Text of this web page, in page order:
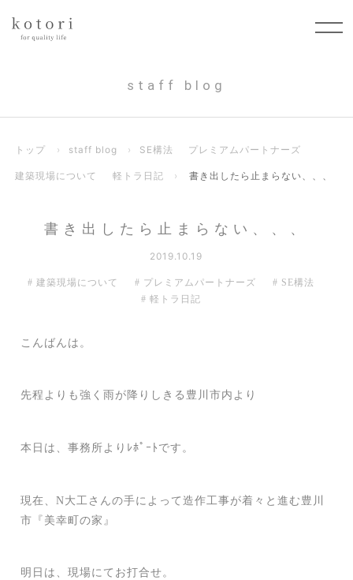
staff blog
トップ › staff blog › SE構法 プレミアムパートナーズ
建築現場について 軽トラ日記 › 書き出したら止まらない、、、
書き出したら止まらない、、、
2019.10.19
建築現場について プレミアムパートナーズ
SE構法
軽トラ日記
こんばんは。
先程よりも強く雨が降りしきる豊川市内より
本日は、事務所よりﾚﾎﾟｰﾄです。
現在、N大工さんの手によって造作工事が着々と進む豊川
市『美幸町の家』
明日は、現場にてお打合せ。